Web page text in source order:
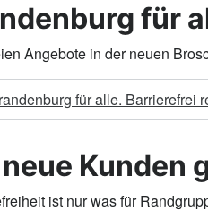
für
Angebote in der neuen
für alle. Barrierefrei
Kunden
ist nur was für